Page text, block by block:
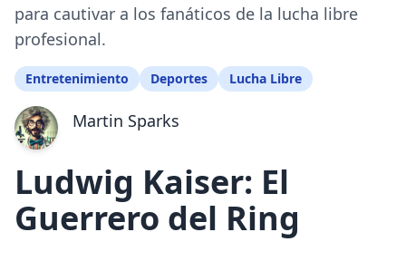
para cautivar a los fanáticos de la lucha libre
profesional.
Entretenimiento Deportes Lucha Libre
Martin Sparks
Ludwig Kaiser: El
Guerrero del Ring